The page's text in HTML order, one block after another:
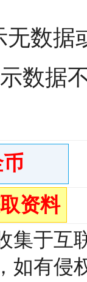
无数据
数据
资料
集于互
如有侵